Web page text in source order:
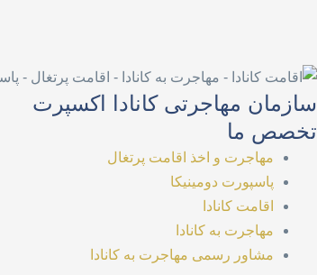
سازمان مهاجرتی کانادا اکسپرت
تخصص ما
مهاجرت و اخذ اقامت پرتغال
پاسپورت دومینیکا
اقامت کانادا
مهاجرت به کانادا
مشاور رسمی مهاجرت به کانادا